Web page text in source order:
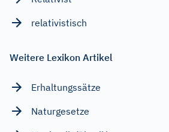
relativistisch
Weitere Lexikon Artikel
Erhaltungssätze
Naturgesetze